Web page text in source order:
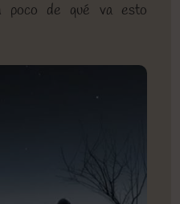
poco de qué va esto